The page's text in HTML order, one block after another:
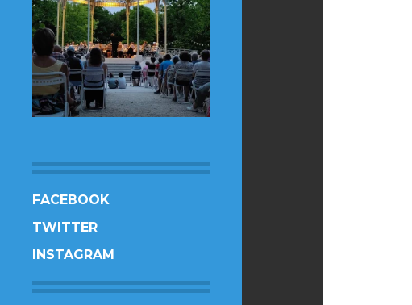
FACEBOOK
TWITTER
INSTAGRAM